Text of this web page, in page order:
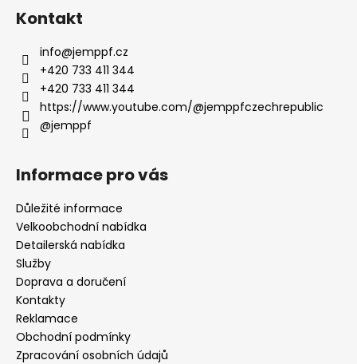
Kontakt
info@jemppf.cz
+420 733 411 344
+420 733 411 344
https://www.youtube.com/@jemppfczechrepublic
@jemppf
Informace pro vás
Důležité informace
Velkoobchodní nabídka
Detailerská nabídka
Služby
Doprava a doručení
Kontakty
Reklamace
Obchodní podmínky
Zpracování osobních údajů